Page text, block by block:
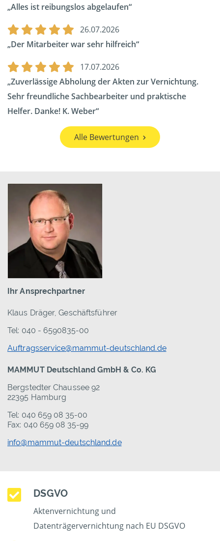
Alles ist reibungslos abgelaufen
26.07.2026
Der Mitarbeiter war sehr hilfreich
17.07.2026
Zuverlässige Abholung der Akten zur Vernichtung.
Sehr freundliche Sachbearbeiter und praktische
Helfer. Danke! K. Weber
Alle Bewertungen
Ihr Ansprechpartner
Klaus Dräger, Geschäftsführer
Tel: 040 - 6590835-00
Auftragsservice@mammut-deutschland.de
MAMMUT Deutschland GmbH & Co. KG
Bergstedter Chaussee 92
22395 Hamburg
Tel: 040 659 08 35-00
Fax: 040 659 08 35-99
info@mammut-deutschland.de
DSGVO
Aktenvernichtung und
Datenträgervernichtung nach EU DSGVO